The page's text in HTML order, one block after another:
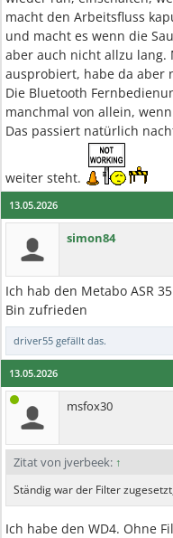
macht den Arbeitsfluss
und macht es wenn die
aber auch nicht allzu lang.
ausprobiert, habe da aber
Die Bluetooth
manchmal von allein,
Das passiert natürlich
weiter steht.
13.05.2026
simon84
Ich hab den Metabo ASR 35
Bin zufrieden
driver55 gefällt das.
13.05.2026
msfox30
Zitat von jverbeek: ↑
Ständig war der Filter
Ich habe den WD4. Ohne